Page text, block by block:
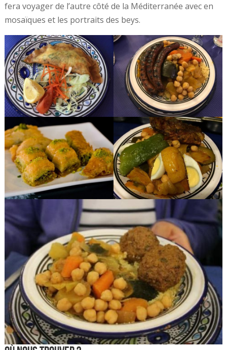
fera voyager de l’autre côté de la Méditerranée avec en
mosaïques et les portraits des beys.